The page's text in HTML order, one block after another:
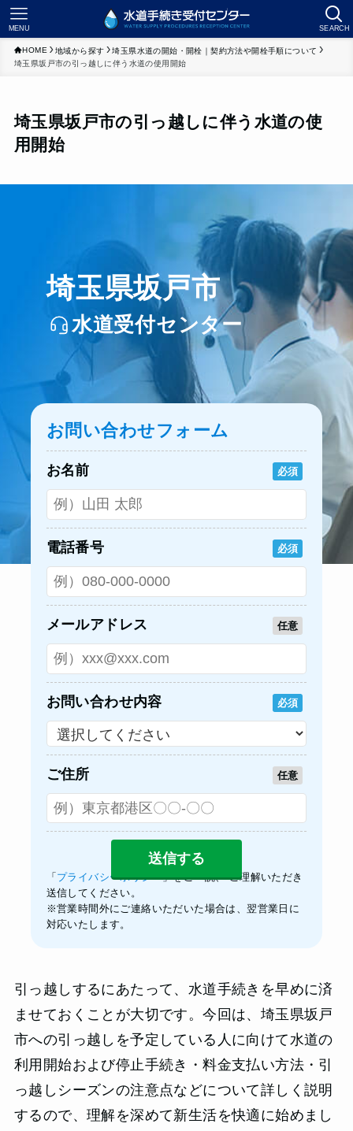
SEARCH
MENU
HOME 地域から探す
埼玉県水道の開始・開栓｜契約方法や開栓手順について
埼玉県坂戸市の引っ越しに伴う水道の使用開始
埼玉県坂戸市の引っ越しに伴う水道の使
用開始
埼玉県坂戸市
水道受付センター
お問い合わせフォーム
お名前 必須
電話番号 必須
メールアドレス 任意
お問い合わせ内容 必須
ご住所 任意
「 プライバシーポリシー」をご一読、 ご理解いただき
送信してください。
※営業時間外にご連絡いただいた場合は、翌営業日に
対応いたします。
引っ越しするにあたって、水道手続きを早めに済
ませておくことが大切です。今回は、埼玉県坂戸
市への引っ越しを予定している人に向けて水道の
利用開始および停止手続き・料金支払い方法・引
っ越しシーズンの注意点などについて詳しく説明
するので、理解を深めて新生活を快適に始めまし